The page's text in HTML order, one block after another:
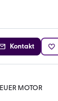
Kontakt
MOTOR